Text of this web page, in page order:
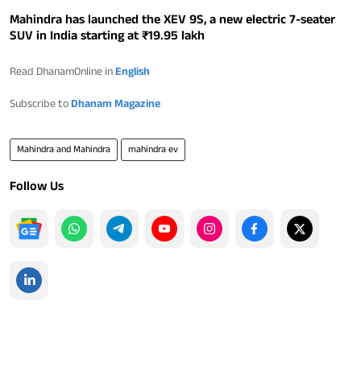
Mahindra has launched the XEV 9S, a new electric 7-seater
SUV in India starting at ₹19.95 lakh
Read DhanamOnline in English
Subscribe to Dhanam Magazine
Mahindra and Mahindra mahindra ev
Follow Us